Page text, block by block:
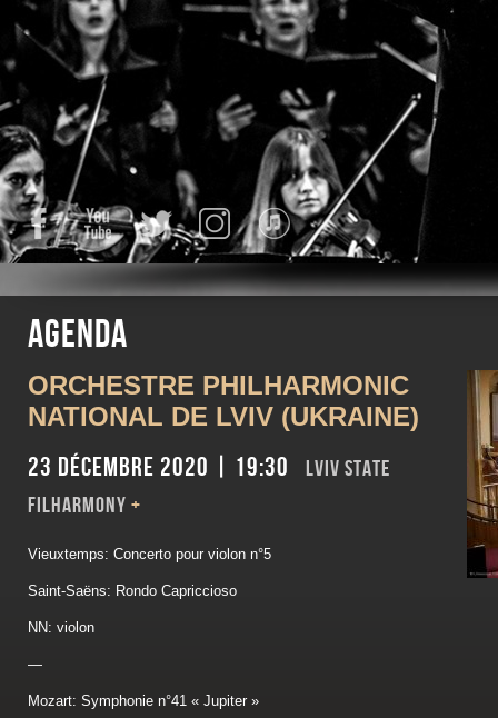
FacebookYouTube Twitter InstagramiTunes
Agenda
ORCHESTRE PHILHARMONIC
NATIONAL DE LVIV (UKRAINE)
23 décembre 2020 | 19:30
LVIV STATE
FILHARMONY +
Vieuxtemps: Concerto pour violon n°5
Saint-Saëns: Rondo Capriccioso
NN: violon
—
Mozart: Symphonie n°41 « Jupiter »